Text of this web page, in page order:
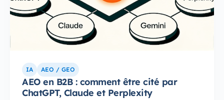
IA AEO / GEO
AEO en B2B : comment être cité par
ChatGPT, Claude et Perplexity